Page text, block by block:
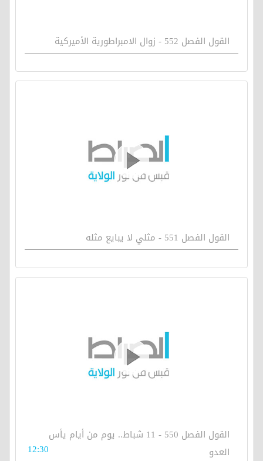
القول الفصل 552 - زوال الامبراطورية الأميركية
القول الفصل 551 - مثلي لا يبايع مثله
القول الفصل 550 - 11 شباط.. يوم من أيام يأس
العدو
12:30